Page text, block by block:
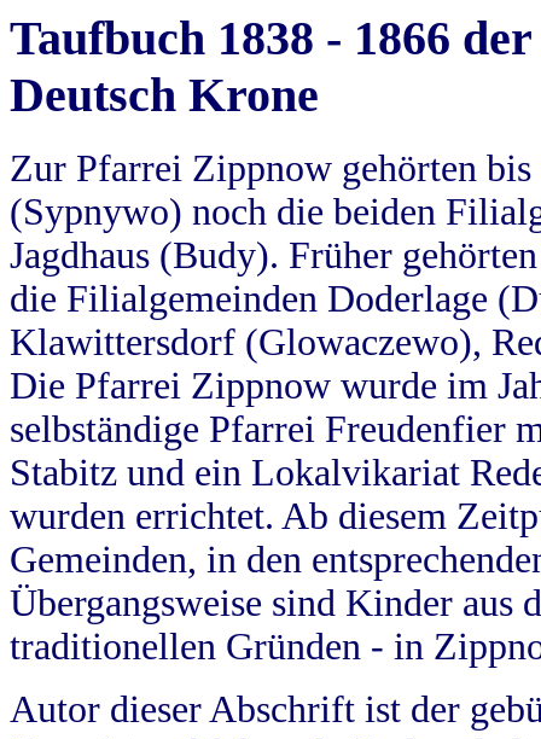
Taufbuch 1838 - 1866
Deutsch Krone
Zur Pfarrei Zippnow gehörten
(Sypnywo) noch die beiden
Jagdhaus (Budy). Früher
die Filialgemeinden Doderlage
Klawittersdorf (Glowaczewo),
Die Pfarrei Zippnow wurde im
selbständige Pfarrei Freudenfier
Stabitz und ein Lokalvikariat
wurden errichtet. Ab diesem
Gemeinden, in den
Übergangsweise sind Kinder aus
traditionellen Gründen - in
Autor dieser Abschrift ist der